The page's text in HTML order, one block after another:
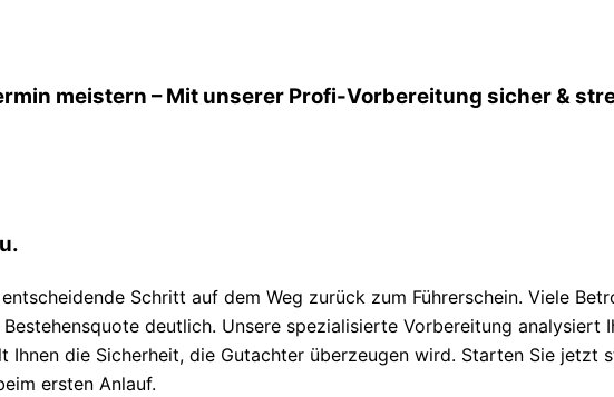
meistern – Mit unserer Profi-Vorbereitung sicher &
Schritt auf dem Weg zurück zum Führerschein. Viele
deutlich. Unsere spezialisierte Vorbereitung
die Sicherheit, die Gutachter überzeugen wird. Starten Sie jetzt
ersten Anlauf.